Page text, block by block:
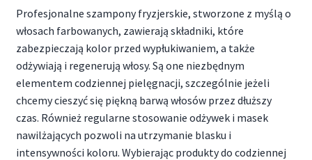
Profesjonalne szampony fryzjerskie, stworzone z myślą o
włosach farbowanych, zawierają składniki, które
zabezpieczają kolor przed wypłukiwaniem, a także
odżywiają i regenerują włosy. Są one niezbędnym
elementem codziennej pielęgnacji, szczególnie jeżeli
chcemy cieszyć się piękną barwą włosów przez dłuższy
czas. Również regularne stosowanie odżywek i masek
nawilżających pozwoli na utrzymanie blasku i
intensywności koloru. Wybierając produkty do codziennej